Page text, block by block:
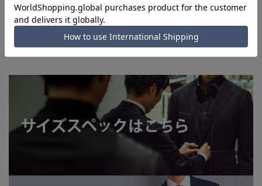
を完了できない場合がございます。予めご了承ください。
■お急ぎ発送のご注文につきましても、ご注文のタイミングに
よってはお急ぎ発送サービスを選択できない場合がございま
す。